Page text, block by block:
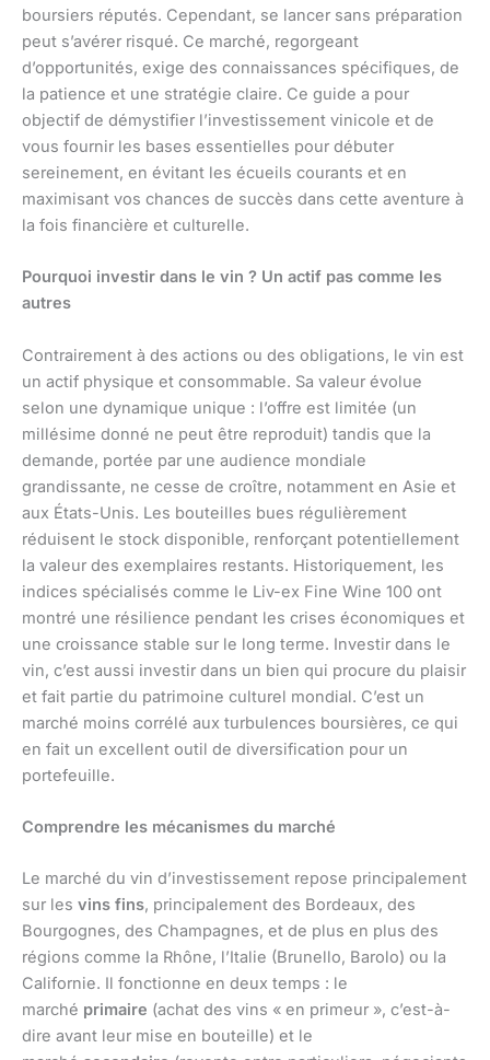
boursiers réputés. Cependant, se lancer sans préparation
peut s’avérer risqué. Ce marché, regorgeant
d’opportunités, exige des connaissances spécifiques, de
la patience et une stratégie claire. Ce guide a pour
objectif de démystifier l’investissement vinicole et de
vous fournir les bases essentielles pour débuter
sereinement, en évitant les écueils courants et en
maximisant vos chances de succès dans cette aventure à
la fois financière et culturelle.
Pourquoi investir dans le vin ? Un actif pas comme les
autres
Contrairement à des actions ou des obligations, le vin est
un actif physique et consommable. Sa valeur évolue
selon une dynamique unique : l’offre est limitée (un
millésime donné ne peut être reproduit) tandis que la
demande, portée par une audience mondiale
grandissante, ne cesse de croître, notamment en Asie et
aux États-Unis. Les bouteilles bues régulièrement
réduisent le stock disponible, renforçant potentiellement
la valeur des exemplaires restants. Historiquement, les
indices spécialisés comme le Liv-ex Fine Wine 100 ont
montré une résilience pendant les crises économiques et
une croissance stable sur le long terme. Investir dans le
vin, c’est aussi investir dans un bien qui procure du plaisir
et fait partie du patrimoine culturel mondial. C’est un
marché moins corrélé aux turbulences boursières, ce qui
en fait un excellent outil de diversification pour un
portefeuille.
Comprendre les mécanismes du marché
Le marché du vin d’investissement repose principalement
sur les vins fins, principalement des Bordeaux, des
Bourgognes, des Champagnes, et de plus en plus des
régions comme la Rhône, l’Italie (Brunello, Barolo) ou la
Californie. Il fonctionne en deux temps : le
marché primaire (achat des vins « en primeur », c’est-à-
dire avant leur mise en bouteille) et le